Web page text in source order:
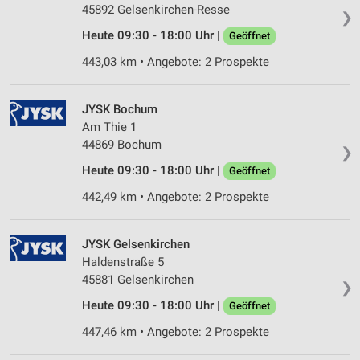
❯
45892 Gelsenkirchen-Resse
Heute 09:30 - 18:00 Uhr |
Geöffnet
443,03 km • Angebote: 2 Prospekte
❯
JYSK Bochum
Am Thie 1
44869 Bochum
Heute 09:30 - 18:00 Uhr |
Geöffnet
442,49 km • Angebote: 2 Prospekte
❯
JYSK Gelsenkirchen
Haldenstraße 5
45881 Gelsenkirchen
Heute 09:30 - 18:00 Uhr |
Geöffnet
447,46 km • Angebote: 2 Prospekte